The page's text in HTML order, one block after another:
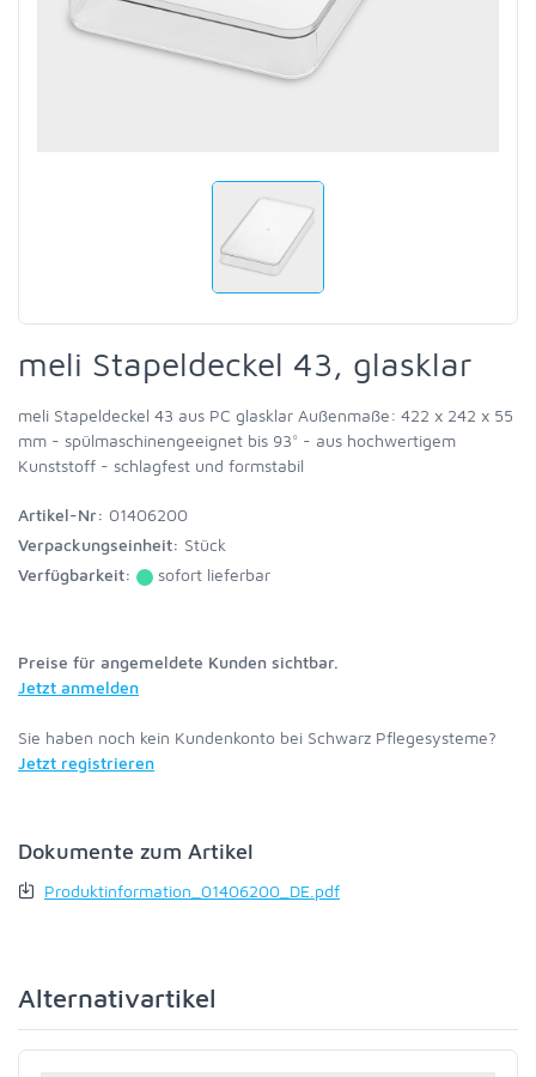
meli Stapeldeckel 43, glasklar
meli Stapeldeckel 43 aus PC glasklar Außenmaße: 422 x 242 x 55
mm - spülmaschinengeeignet bis 93° - aus hochwertigem
Kunststoff - schlagfest und formstabil
Artikel-Nr: 01406200
Verpackungseinheit: Stück
Verfügbarkeit:
sofort lieferbar
Preise für angemeldete Kunden sichtbar.
Jetzt anmelden
Sie haben noch kein Kundenkonto bei Schwarz Pflegesysteme?
Jetzt registrieren
Dokumente zum Artikel
Produktinformation_01406200_DE.pdf
Alternativartikel